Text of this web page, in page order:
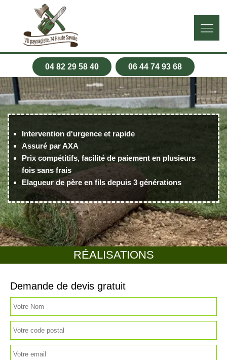
04 82 29 58 40 06 44 74 93 68
RÉALISATIONS
Intervention d'urgence et rapide
Assuré par AXA
Prix compétitifs, facilité de paiement en plusieurs
fois sans frais
Elagueur de père en fils depuis 3 générations
Demande de devis gratuit